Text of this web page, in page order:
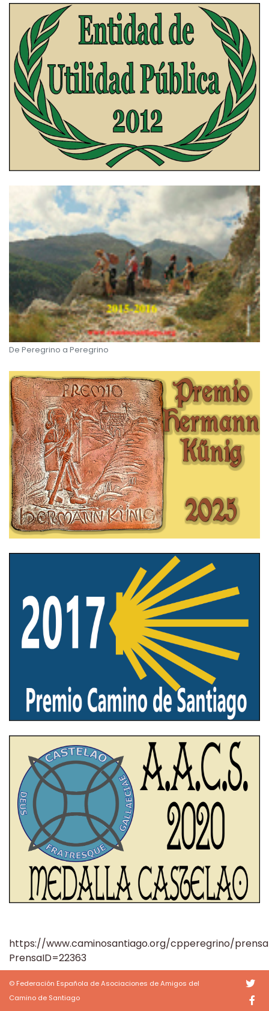
De Peregrino a Peregrino
https://www.caminosantiago.org/cpperegrino/
PrensaID=22363
© Federación Española de Asociaciones de Amigos del
Camino de Santiago